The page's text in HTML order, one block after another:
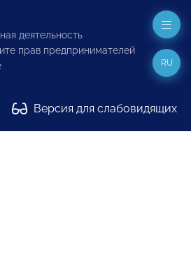
деятельность
прав предпринимателей
Версия для слабовидящих
RU